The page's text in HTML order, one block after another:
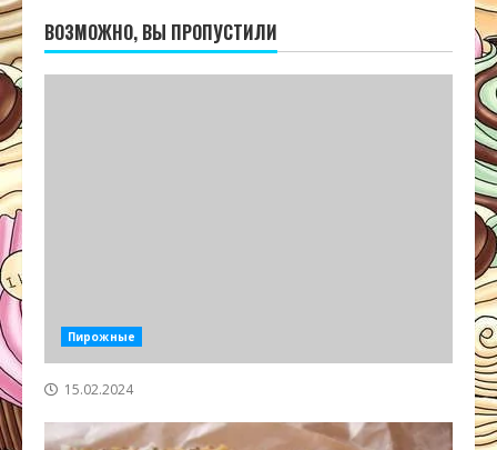
ВОЗМОЖНО, ВЫ ПРОПУСТИЛИ
Пирожные
15.02.2024